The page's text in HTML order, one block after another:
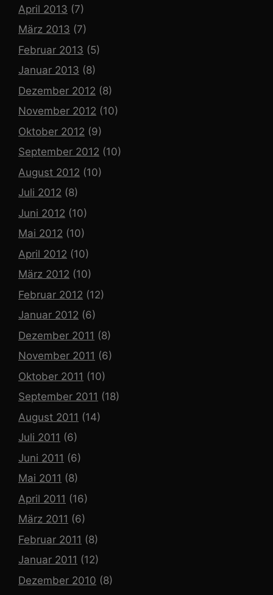
April 2013 (7)
März 2013 (7)
Februar 2013 (5)
Januar 2013 (8)
Dezember 2012 (8)
November 2012 (10)
Oktober 2012 (9)
September 2012 (10)
August 2012 (10)
Juli 2012 (8)
Juni 2012 (10)
Mai 2012 (10)
April 2012 (10)
März 2012 (10)
Februar 2012 (12)
Januar 2012 (6)
Dezember 2011 (8)
November 2011 (6)
Oktober 2011 (10)
September 2011 (18)
August 2011 (14)
Juli 2011 (6)
Juni 2011 (6)
Mai 2011 (8)
April 2011 (16)
März 2011 (6)
Februar 2011 (8)
Januar 2011 (12)
Dezember 2010 (8)